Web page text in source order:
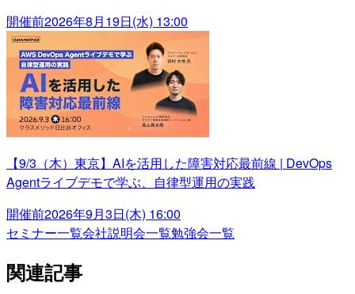
開催前2026年8月19日(水) 13:00
【9/3（木）東京】AIを活用した障害対応最前線 | DevOps
Agentライブデモで学ぶ、自律型運用の実践
開催前2026年9月3日(木) 16:00
セミナー一覧会社説明会一覧勉強会一覧
関連記事